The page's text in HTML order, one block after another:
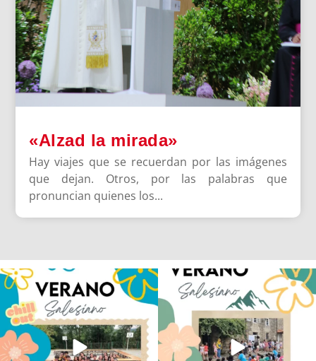
«Alzad la mirada»
Hay viajes que se recuerdan por las imágenes
que dejan. Otros, por las palabras que
pronuncian quienes los...
Los alumnos de 6º de Primaria, 1º y 2º
de la ESO...
145 2
La diversión y la alegría también se han
sentido...
95 0